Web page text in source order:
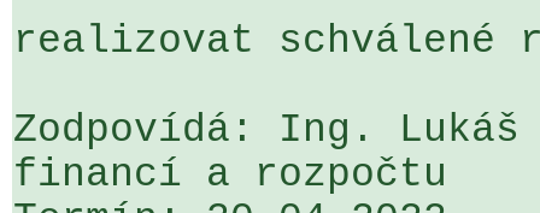
realizovat schválené
Zodpovídá: Ing.
financí a rozpočtu